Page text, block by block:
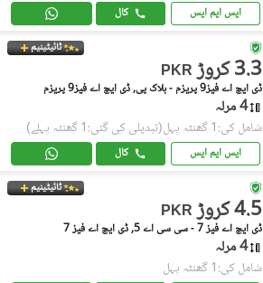
ایس ایم ایس کال
ٹائیٹینیم
PKR 3.3 کروڑ
ڈی ایچ اے فیز9 پریزم - بلاک پی, ڈی ایچ اے فیز9 پریزم
4 مرلہ
شامل کی:1 گھنٹہ پہل (تبدیلی کی گئی:1 گھنٹہ پہلے)
ایس ایم ایس کال
ٹائیٹینیم
PKR 4.5 کروڑ
ڈی ایچ اے فیز 7 - سی سی اے 5, ڈی ایچ اے فیز 7
4 مرلہ
شامل کی:1 گھنٹہ پہل